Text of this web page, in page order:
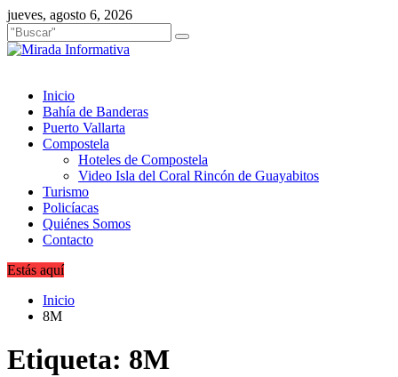
Saltar
al
contenido
jueves, agosto 6, 2026
Inicio
Bahía de Banderas
Puerto Vallarta
Compostela
Hoteles de Compostela
Video Isla del Coral Rincón de Guayabitos
Turismo
Policíacas
Quiénes Somos
Contacto
Estás aquí
Inicio
8M
Etiqueta: 8M